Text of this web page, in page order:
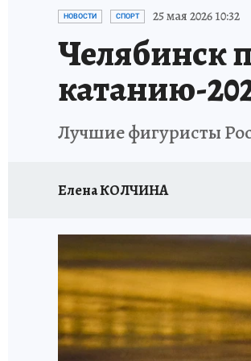
КАРЬЕРА В КАРЬЕРЕ
ВОЕНКОРЫ КП
БУДНИ ТАНКОГРАДА
ФЕСТИВАЛЬНАЯ
ЖЕНЩИНЫ В
ИСПЫТАНО НА СЕБЕ
НОВОСТИ СПОРТ 25 мая 2026 10:32
Челябинск
катанию-
Лучшие фигуристы
Елена КОЛЧИНА